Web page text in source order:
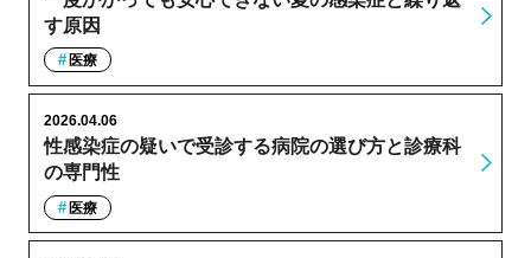
す原因
医療
性感染症の疑いで受診する病院の選び方と診療科
の専門性
2026.04.06
医療